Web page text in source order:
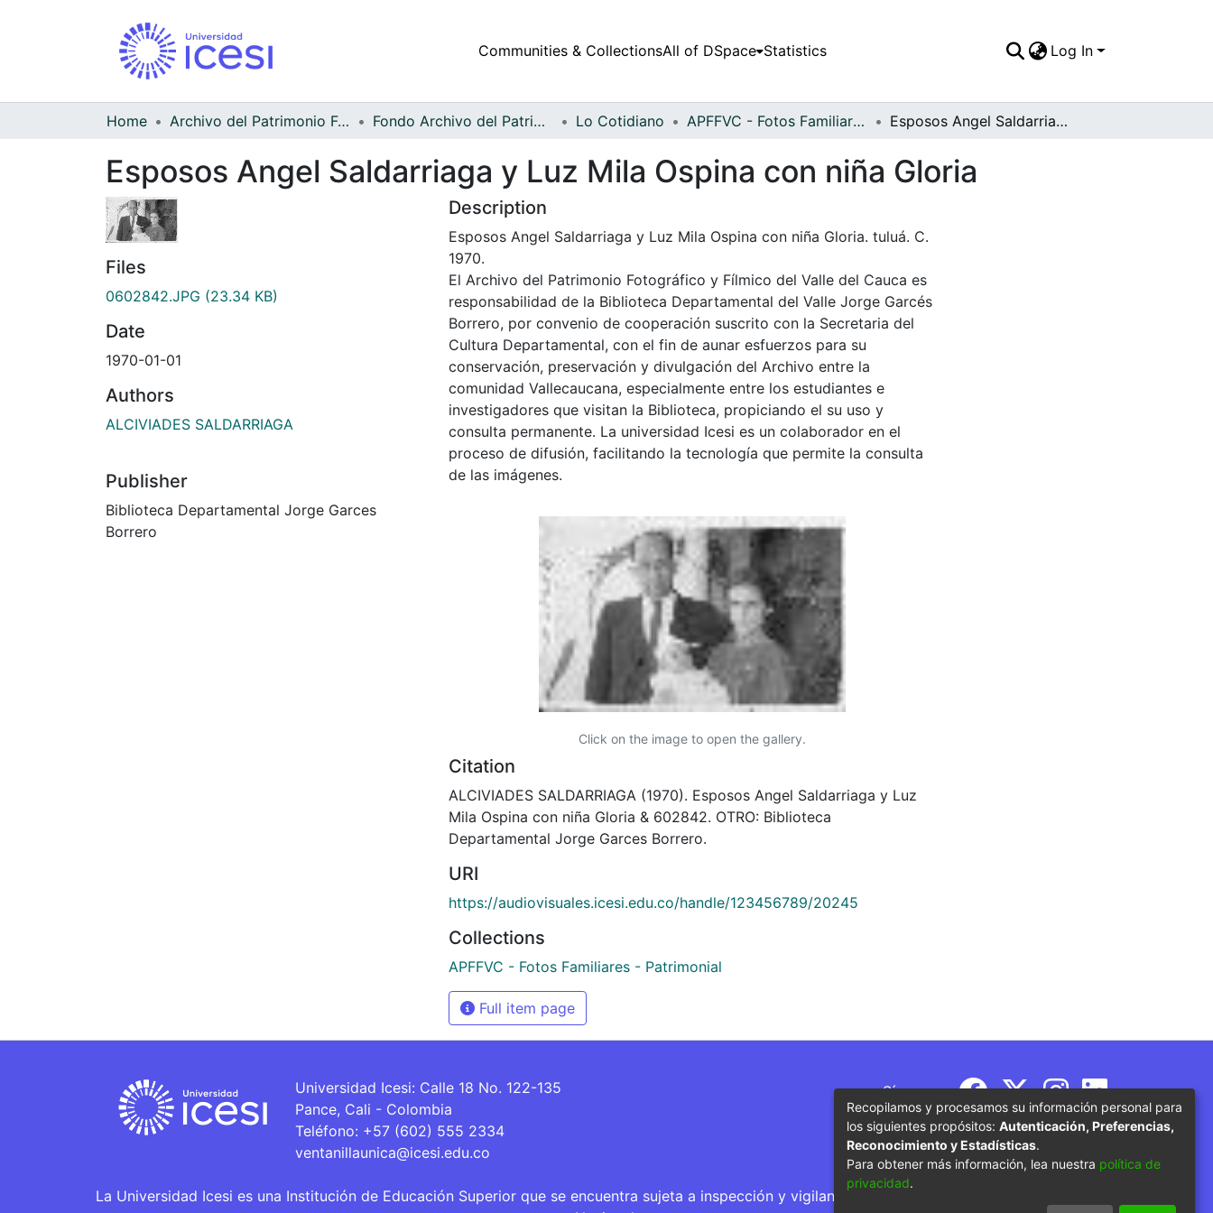
Communities & CollectionsAll of DSpace Statistics Log In
Home Archivo del Patrimonio Fotográfico y Fílmico del Valle del Cauca Fondo Archivo del Patrimonio Fotográfico y Fílmico del Valle del Cauca Lo Cotidiano APFFVC - Fotos Familiares - Patrimonial Esposos Angel Saldarriaga y Luz Mila Ospina con niña Gloria
Esposos Angel Saldarriaga y Luz Mila Ospina con niña Gloria
Files
0602842.JPG (23.34 KB)
Date
1970-01-01
Authors
ALCIVIADES SALDARRIAGA
Publisher
Biblioteca Departamental Jorge Garces
Borrero
Description
Esposos Angel Saldarriaga y Luz Mila Ospina con niña Gloria. tuluá. C.
1970.
El Archivo del Patrimonio Fotográfico y Fílmico del Valle del Cauca es
responsabilidad de la Biblioteca Departamental del Valle Jorge Garcés
Borrero, por convenio de cooperación suscrito con la Secretaria del
Cultura Departamental, con el fin de aunar esfuerzos para su
conservación, preservación y divulgación del Archivo entre la
comunidad Vallecaucana, especialmente entre los estudiantes e
investigadores que visitan la Biblioteca, propiciando el su uso y
consulta permanente. La universidad Icesi es un colaborador en el
proceso de difusión, facilitando la tecnología que permite la consulta
de las imágenes.
Click on the image to open the gallery.
Citation
ALCIVIADES SALDARRIAGA (1970). Esposos Angel Saldarriaga y Luz
Mila Ospina con niña Gloria & 602842. OTRO: Biblioteca
Departamental Jorge Garces Borrero.
URI
https://audiovisuales.icesi.edu.co/handle/123456789/20245
Collections
APFFVC - Fotos Familiares - Patrimonial
Full item page
Universidad Icesi: Calle 18 No. 122-135
Pance, Cali - Colombia
Teléfono: +57 (602) 555 2334
ventanillaunica@icesi.edu.co
Síguenos
La Universidad Icesi es una Institución de Educación Superior que se encuentra sujeta a inspección y vigilancia por parte del Ministerio de Educación
Recopilamos y procesamos su información personal para
los siguientes propósitos: Autenticación, Preferencias,
Reconocimiento y Estadísticas.
Para obtener más información, lea nuestra política de
privacidad.